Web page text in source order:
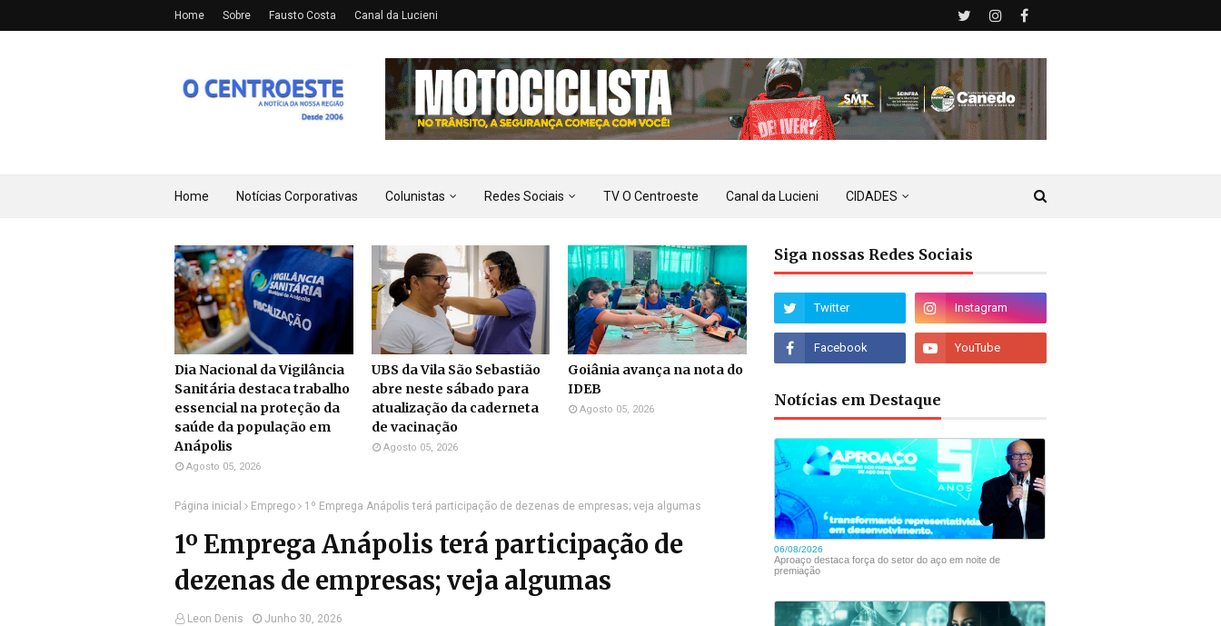
Home Sobre Fausto Costa Canal da Lucieni
Home Notícias Corporativas Colunistas Redes Sociais TV O Centroeste Canal da Lucieni CIDADES
Dia Nacional da Vigilância
Sanitária destaca trabalho
essencial na proteção da
saúde da população em
Anápolis
Agosto 05, 2026
UBS da Vila São Sebastião
abre neste sábado para
atualização da caderneta
de vacinação
Agosto 05, 2026
Goiânia avança na nota do
IDEB
Agosto 05, 2026
Página inicial Emprego 1º Emprega Anápolis terá participação de dezenas de empresas; veja algumas
1º Emprega Anápolis terá participação de
dezenas de empresas; veja algumas
Leon Denis Junho 30, 2026
Siga nossas Redes Sociais
Notícias em Destaque